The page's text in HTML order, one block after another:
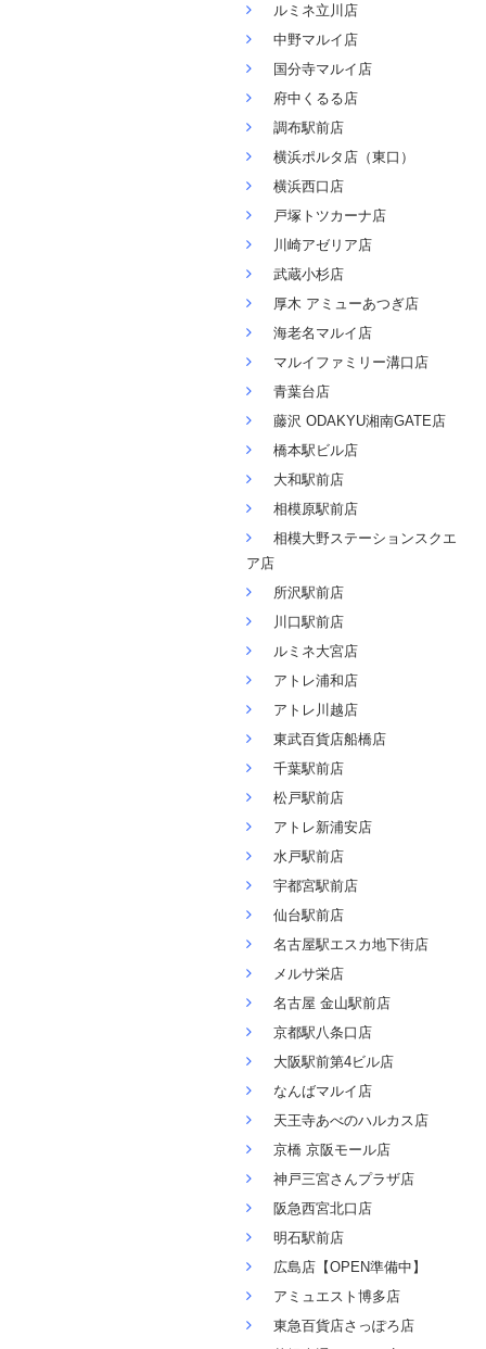
ルミネ立川店
中野マルイ店
国分寺マルイ店
府中くるる店
調布駅前店
横浜ポルタ店（東口）
横浜西口店
戸塚トツカーナ店
川崎アゼリア店
武蔵小杉店
厚木 アミューあつぎ店
海老名マルイ店
マルイファミリー溝口店
青葉台店
藤沢 ODAKYU湘南GATE店
橋本駅ビル店
大和駅前店
相模原駅前店
相模大野ステーションスクエ
ア店
所沢駅前店
川口駅前店
ルミネ大宮店
アトレ浦和店
アトレ川越店
東武百貨店船橋店
千葉駅前店
松戸駅前店
アトレ新浦安店
水戸駅前店
宇都宮駅前店
仙台駅前店
名古屋駅エスカ地下街店
メルサ栄店
名古屋 金山駅前店
京都駅八条口店
大阪駅前第4ビル店
なんばマルイ店
天王寺あべのハルカス店
京橋 京阪モール店
神戸三宮さんプラザ店
阪急西宮北口店
明石駅前店
広島店【OPEN準備中】
アミュエスト博多店
東急百貨店さっぽろ店